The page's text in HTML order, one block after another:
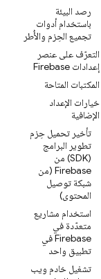
رصد البيئة
باستخدام أدوات
تجميع الحِزم والأُطر
التعرّف على عنصر
إعدادات Firebase
المكتبات المتاحة
خيارات الإعداد
الإضافية
تأخير تحميل حِزم
تطوير البرامج
(SDK) من
Firebase (من
شبكة توصيل
المحتوى)
استخدام مشاريع
متعدّدة في
Firebase في
تطبيق واحد
تشغيل خادم ويب